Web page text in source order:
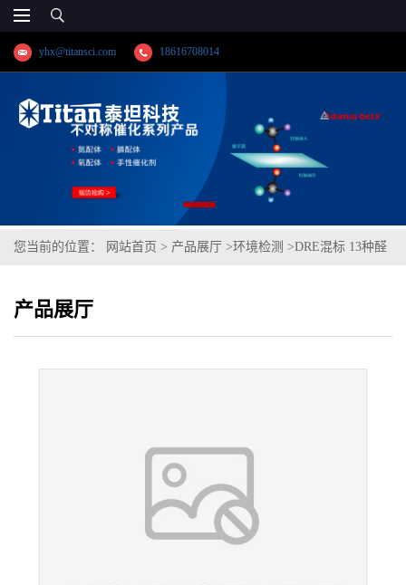
yhx@titansci.com 18616708014
您当前的位置： 网站首页 > 产品展厅 >环境检测 >DRE混标 13种醛
产品展厅